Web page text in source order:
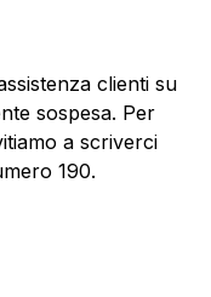
clienti su
sospesa. Per
a scriverci
190.